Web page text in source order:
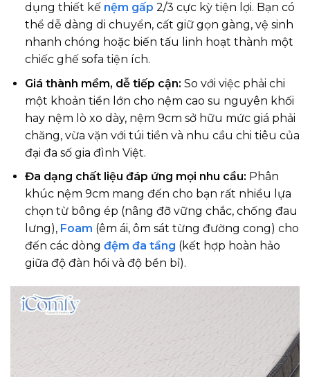
dụng thiết kế nệm gấp 2/3 cực kỳ tiện lợi. Bạn có
thể dễ dàng di chuyển, cất giữ gọn gàng, vệ sinh
nhanh chóng hoặc biến tấu linh hoạt thành một
chiếc ghế sofa tiện ích.
Giá thành mềm, dễ tiếp cận: So với việc phải chi
một khoản tiền lớn cho nệm cao su nguyên khối
hay nệm lò xo dày, nệm 9cm sở hữu mức giá phải
chăng, vừa vặn với túi tiền và nhu cầu chi tiêu của
đại đa số gia đình Việt.
Đa dạng chất liệu đáp ứng mọi nhu cầu: Phân
khúc nệm 9cm mang đến cho bạn rất nhiều lựa
chọn từ bông ép (nâng đỡ vững chắc, chống đau
lưng), Foam (êm ái, ôm sát từng đường cong) cho
đến các dòng đệm đa tầng (kết hợp hoàn hảo
giữa độ đàn hồi và độ bền bỉ).